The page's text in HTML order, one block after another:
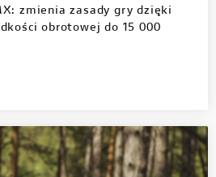
zmienia zasady gry dzięki
obrotowej do 15 000